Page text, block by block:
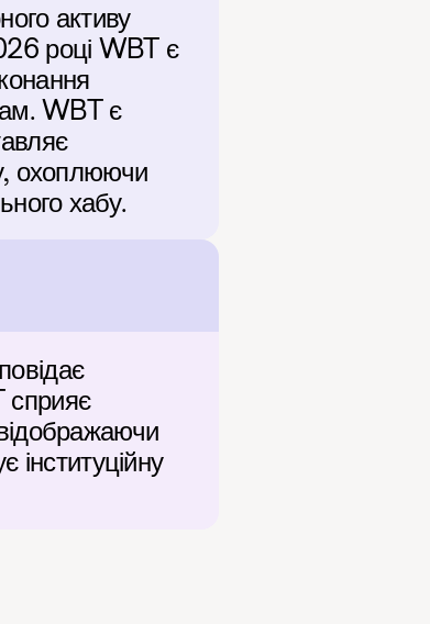
активу
році WBT є
WBT є
охоплюючи
хабу.
сприяє
інституційну